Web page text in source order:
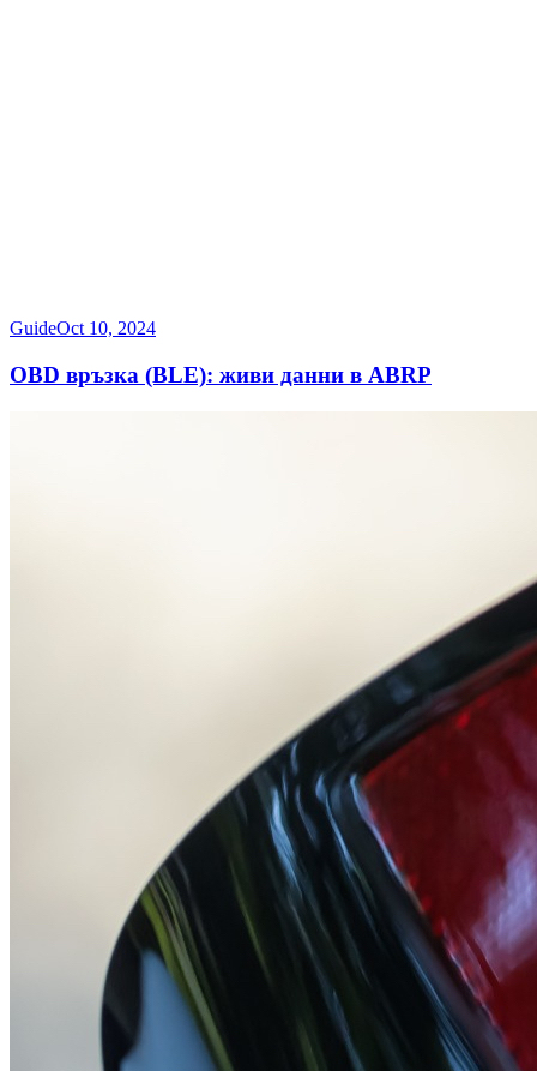
GuideOct 10, 2024
OBD връзка (BLE): живи данни в ABRP